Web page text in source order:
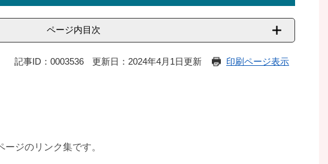
ページ内目次
記事ID：0003536 更新日：2024年4月1日更新 印刷ページ表示
ジのリンク集です。